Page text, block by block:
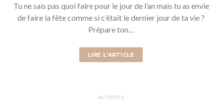
Tu ne sais pas quoi faire pour le jour de l’an mais tu as envie
de faire la fête comme si c’était le dernier jour de ta vie ?
Prépare ton…
LIRE L'ARTICLE
ACTIVITÉS